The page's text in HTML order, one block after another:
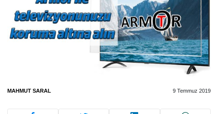
MAHMUT SARAL 9 Temmuz 2019